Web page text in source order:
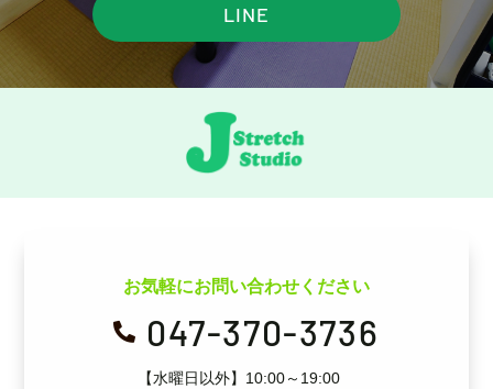
LINE
お気軽にお問い合わせください
 047-370-3736
【水曜日以外】10:00～19:00